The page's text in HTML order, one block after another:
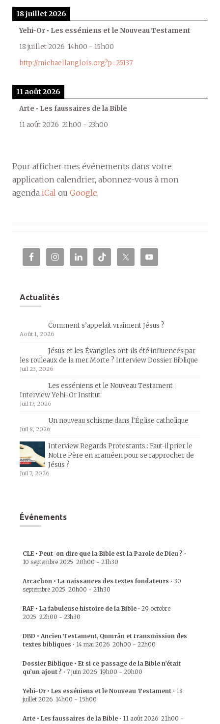
18 juillet 2026
Yehi-Or • Les esséniens et le Nouveau Testament
18 juillet 2026 14h00 - 15h00
http://michaellanglois.org?p=25137
11 août 2026
Arte • Les faussaires de la Bible
11 août 2026 21h00 - 23h00
Pour afficher mes événements dans votre
application calendrier, abonnez-vous à mon
agenda iCal ou Google.
Actualités
Comment s’appelait vraiment Jésus ?
Août 1, 2026
Jésus et les Évangiles ont-ils été influencés par
les rouleaux de la mer Morte ? Interview Dossier Biblique
Juil 23, 2026
Les esséniens et le Nouveau Testament :
Interview Yehi-Or Institut
Juil 17, 2026
Un nouveau schisme dans l’Église catholique
Juil 8, 2026
Interview Regards Protestants : Faut-il prier le
Notre Père en araméen pour se rapprocher de
Jésus ?
Juil 7, 2026
Événements
CLE • Peut-on dire que la Bible est la Parole de Dieu ? •
10 septembre 2025 20h00 - 21h30
Arcachon • La naissances des textes fondateurs • 30
septembre 2025 20h00 - 21h30
RAF • La fabuleuse histoire de la Bible • 29 octobre
2025 22h00 - 23h30
DBD • Ancien Testament, Qumrân et transmission des
textes bibliques • 14 mai 2026 20h00 - 22h00
Dossier Biblique • Et si ce passage de la Bible n’était
qu’un ajout ? • 7 juin 2026 19h00 - 20h00
Yehi-Or • Les esséniens et le Nouveau Testament • 18
juillet 2026 14h00 - 15h00
Arte • Les faussaires de la Bible • 11 août 2026 21h00 -